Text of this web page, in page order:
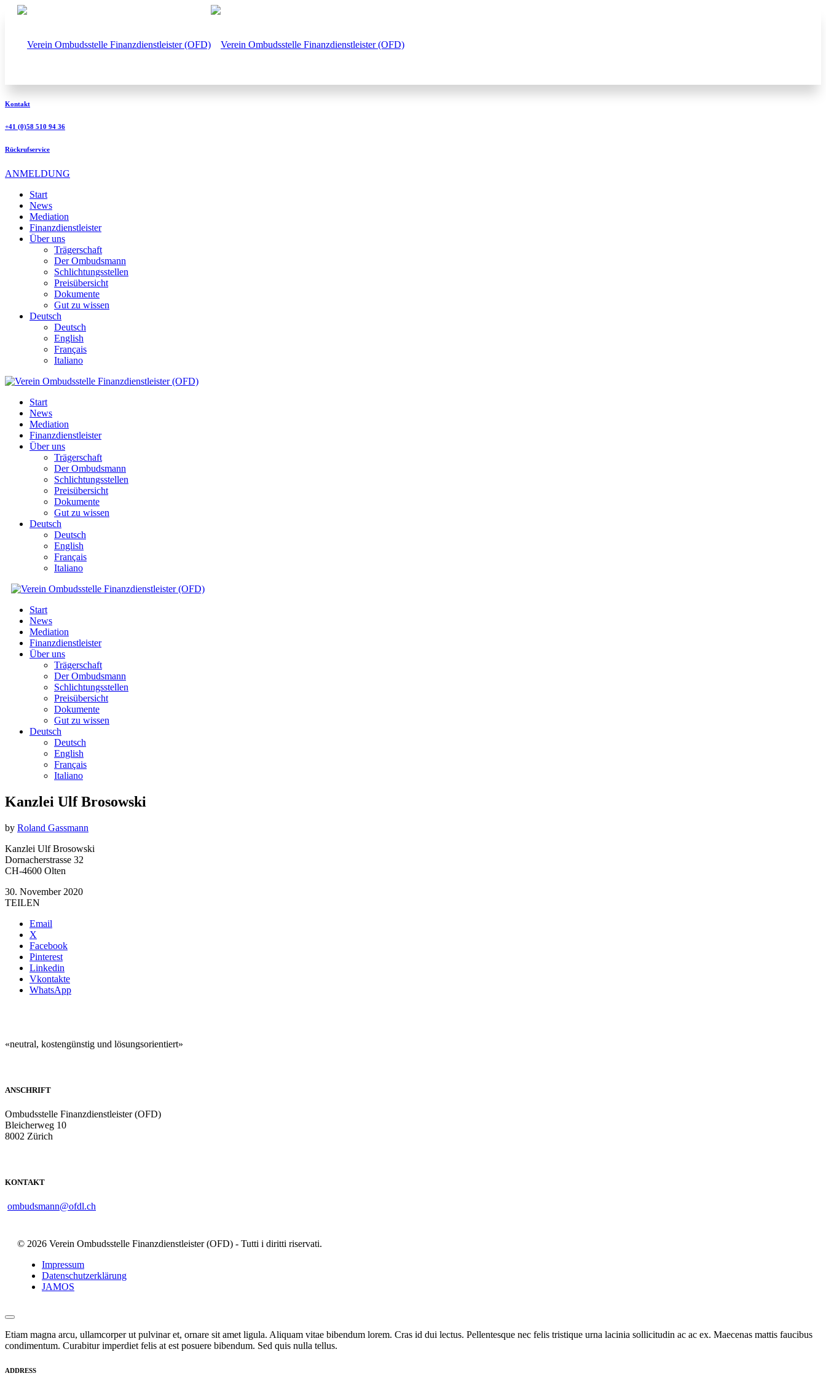
Kontakt
+41 (0)58 510 94 36
Rückrufservice
ANMELDUNG
Start
News
Mediation
Finanzdienstleister
Über uns
Trägerschaft
Der Ombudsmann
Schlichtungsstellen
Preisübersicht
Dokumente
Gut zu wissen
Deutsch
Deutsch
English
Français
Italiano
Start
News
Mediation
Finanzdienstleister
Über uns
Trägerschaft
Der Ombudsmann
Schlichtungsstellen
Preisübersicht
Dokumente
Gut zu wissen
Deutsch
Deutsch
English
Français
Italiano
Start
News
Mediation
Finanzdienstleister
Über uns
Trägerschaft
Der Ombudsmann
Schlichtungsstellen
Preisübersicht
Dokumente
Gut zu wissen
Deutsch
Deutsch
English
Français
Italiano
Kanzlei Ulf Brosowski
by Roland Gassmann
Kanzlei Ulf Brosowski
Dornacherstrasse 32
CH-4600 Olten
30. November 2020
TEILEN
Email
X
Facebook
Pinterest
Linkedin
Vkontakte
WhatsApp
«neutral, kostengünstig und lösungsorientiert»
ANSCHRIFT
Ombudsstelle Finanzdienstleister (OFD)
Bleicherweg 10
8002 Zürich
KONTAKT
ombudsmann@ofdl.ch
© 2026 Verein Ombudsstelle Finanzdienstleister (OFD) - Tutti i diritti riservati.
Impressum
Datenschutzerklärung
JAMOS
Etiam magna arcu, ullamcorper ut pulvinar et, ornare sit amet ligula. Aliquam vitae bibendum lorem. Cras id dui lectus. Pellentesque nec felis tristique urna lacinia sollicitudin ac ac ex. Maecenas mattis faucibus
condimentum. Curabitur imperdiet felis at est posuere bibendum. Sed quis nulla tellus.
ADDRESS